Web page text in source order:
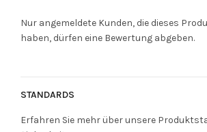
Nur angemeldete Kunden, die dieses
haben, dürfen eine Bewertung abgeben.
STANDARDS
Erfahren Sie mehr über unsere